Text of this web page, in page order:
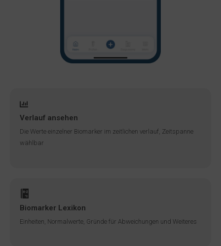
Verlauf ansehen
Die Werte einzelner Biomarker im zeitlichen verlauf, Zeitspanne
wählbar
Biomarker Lexikon
Einheiten, Normalwerte, Gründe für Abweichungen und Weiteres